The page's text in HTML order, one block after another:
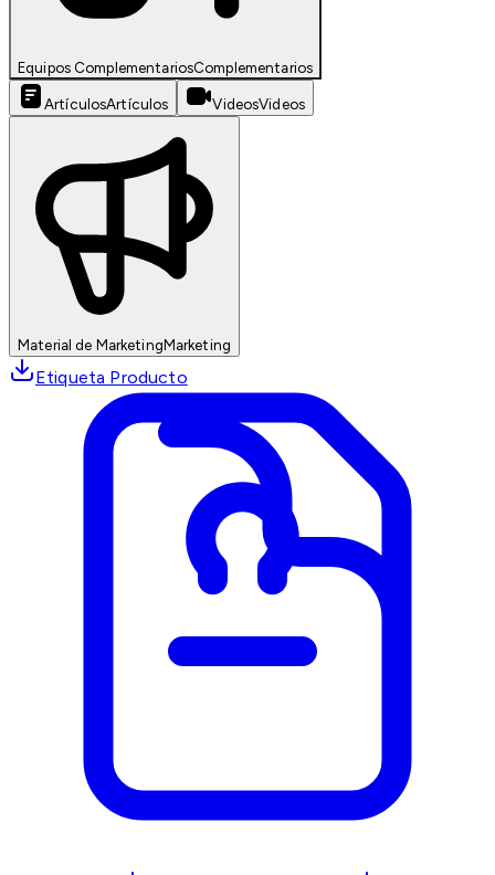
Equipos ComplementariosComplementarios
ArtículosArtículos VideosVideos
Material de MarketingMarketing
Etiqueta Producto